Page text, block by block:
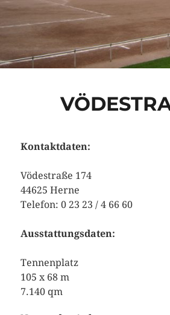
Kontaktdaten:
Vödestraße 174
44625 Herne
Telefon: 0 23 23 / 4 66 60
Ausstattungsdaten:
Tennenplatz
105 x 68 m
7.140 qm